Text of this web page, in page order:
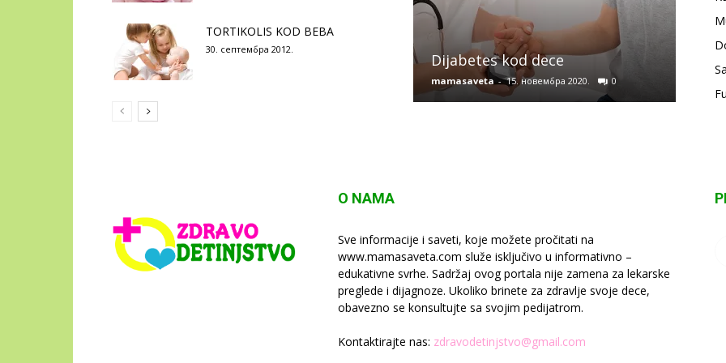
TORTIKOLIS KOD BEBA
30. септембра 2012.
Dijabetes kod dece
mamasaveta - 15. новембра 2020. 0
O NAMA
Sve informacije i saveti, koje možete pročitati na
www.mamasaveta.com služe isključivo u informativno –
edukativne svrhe. Sadržaj ovog portala nije zamena za lekarske
preglede i dijagnoze. Ukoliko brinete za zdravlje svoje dece,
obavezno se konsultujte sa svojim pedijatrom.
Kontaktirajte nas: zdravodetinjstvo@gmail.com